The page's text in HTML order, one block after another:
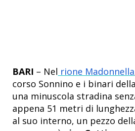
BARI – Nel rione Madonnella
corso Sonnino e i binari
una minuscola stradina
appena 51 metri di
al suo interno, un pezzo